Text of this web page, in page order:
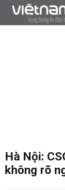
Hà Nội:
không rõ